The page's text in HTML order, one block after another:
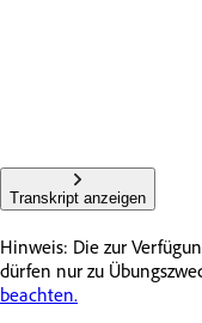
Transkript anzeigen
Hinweis: Die zur
dürfen nur zu
beachten.